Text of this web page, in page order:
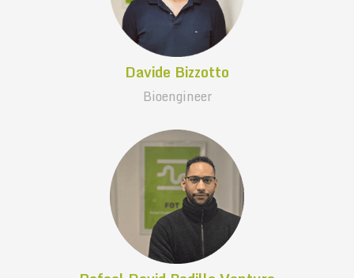
Davide Bizzotto
Bioengineer